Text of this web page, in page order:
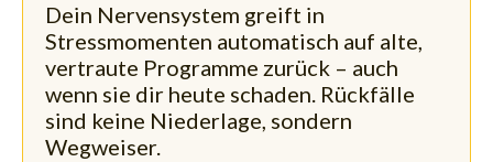
Dein Nervensystem greift in
Stressmomenten automatisch auf alte,
vertraute Programme zurück – auch
wenn sie dir heute schaden. Rückfälle
sind keine Niederlage, sondern
Wegweiser.